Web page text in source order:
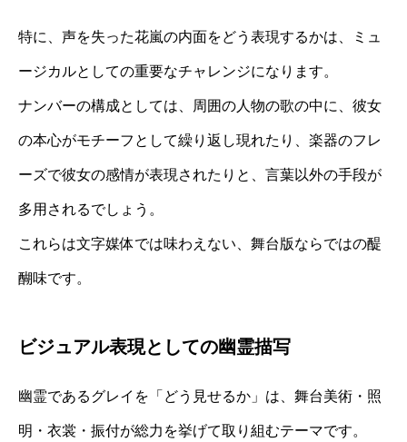
特に、声を失った花嵐の内面をどう表現するかは、ミュ
ージカルとしての重要なチャレンジになります。
ナンバーの構成としては、周囲の人物の歌の中に、彼女
の本心がモチーフとして繰り返し現れたり、楽器のフレ
ーズで彼女の感情が表現されたりと、言葉以外の手段が
多用されるでしょう。
これらは文字媒体では味わえない、舞台版ならではの醍
醐味です。
ビジュアル表現としての幽霊描写
幽霊であるグレイを「どう見せるか」は、舞台美術・照
明・衣裳・振付が総力を挙げて取り組むテーマです。